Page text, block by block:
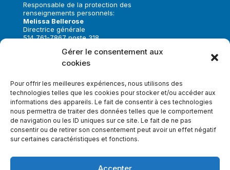
Gérer le consentement aux
cookies
Pour offrir les meilleures expériences, nous utilisons des
technologies telles que les cookies pour stocker et/ou accéder aux
informations des appareils. Le fait de consentir à ces technologies
nous permettra de traiter des données telles que le comportement
de navigation ou les ID uniques sur ce site. Le fait de ne pas
consentir ou de retirer son consentement peut avoir un effet négatif
sur certaines caractéristiques et fonctions.
Accepter
Responsable de la protection des
renseignements personnels:
Melissa Bellerose
Directrice générale
514 761-7867 poste 318
Faire un don
Inscrivez-vous à notre infolettre